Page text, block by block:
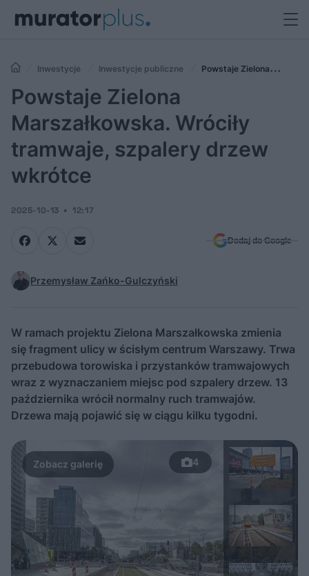
Inwestycje Inwestycje publiczne
Powstaje Zielona
Marszałkowska. Wróciły tramwaje, szpalery drzew wkrótce
Powstaje Zielona
Marszałkowska. Wróciły
tramwaje, szpalery drzew
wkrótce
2025-10-13 12:17
Dodaj do Google
Przemysław Zańko-Gulczyński
W ramach projektu Zielona Marszałkowska zmienia
się fragment ulicy w ścisłym centrum Warszawy. Trwa
przebudowa torowiska i przystanków tramwajowych
wraz z wyznaczaniem miejsc pod szpalery drzew. 13
października wrócił normalny ruch tramwajów.
Drzewa mają pojawić się w ciągu kilku tygodni.
4